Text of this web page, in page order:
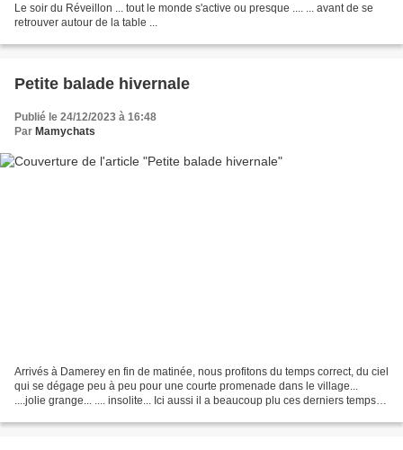
Le soir du Réveillon ... tout le monde s'active ou presque .... ... avant de se
retrouver autour de la table ...
Petite balade hivernale
Publié le 24/12/2023 à 16:48
Par Mamychats
Arrivés à Damerey en fin de matinée, nous profitons du temps correct, du ciel
qui se dégage peu à peu pour une courte promenade dans le village...
....jolie grange... .... insolite... Ici aussi il a beaucoup plu ces derniers temps et